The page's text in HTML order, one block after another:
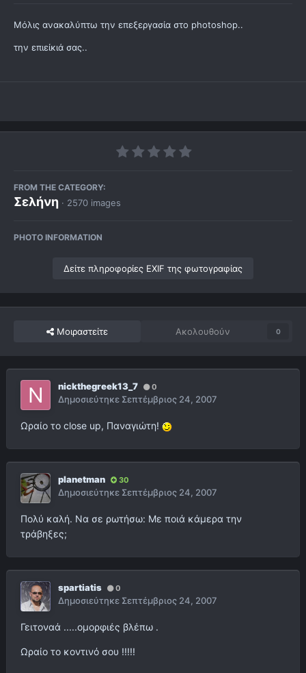
Μόλις ανακαλύπτω την επεξεργασία στο photoshop..
την επιείκιά σας..
FROM THE CATEGORY:
Σελήνη · 2570 images
PHOTO INFORMATION
Δείτε πληροφορίες EXIF της φωτογραφίας
Μοιραστείτε Ακολουθούν 0
nickthegreek13_7 0
Δημοσιεύτηκε Σεπτέμβριος 24, 2007
Ωραίο το close up, Παναγιώτη!
planetman 30
Δημοσιεύτηκε Σεπτέμβριος 24, 2007
Πολύ καλή. Να σε ρωτήσω: Με ποιά κάμερα την
τράβηξες;
spartiatis 0
Δημοσιεύτηκε Σεπτέμβριος 24, 2007
Γειτοναά .....ομορφιές βλέπω .
Ωραίο το κοντινό σου !!!!!